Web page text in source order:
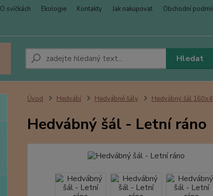
O svíčkách Ekologie Kontakty Jak nakupovat Obchodní
Hledat
Úvod Hedvábí Hedvábné šály Hedvábný šál
Hedvábný šál - Letní ráno